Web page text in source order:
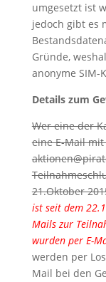
umgesetzt ist
jedoch gibt es
Gründe,
anonyme SIM-
Details zum
Wer eine der
eine E-Mail mit
21.Oktober
ist seit dem
Mails zur
wurden per E-
werden per
Mail bei den